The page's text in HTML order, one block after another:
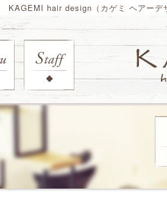
KAGEMI hair design（カゲミ ヘアーデ